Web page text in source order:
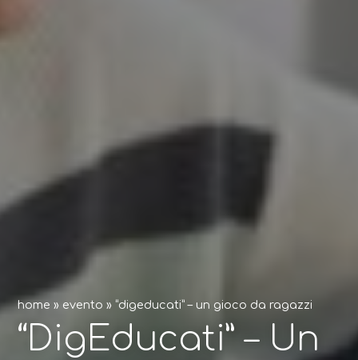
home » evento » “digeducati” – un gioco da ragazzi
“DigEducati” – Un